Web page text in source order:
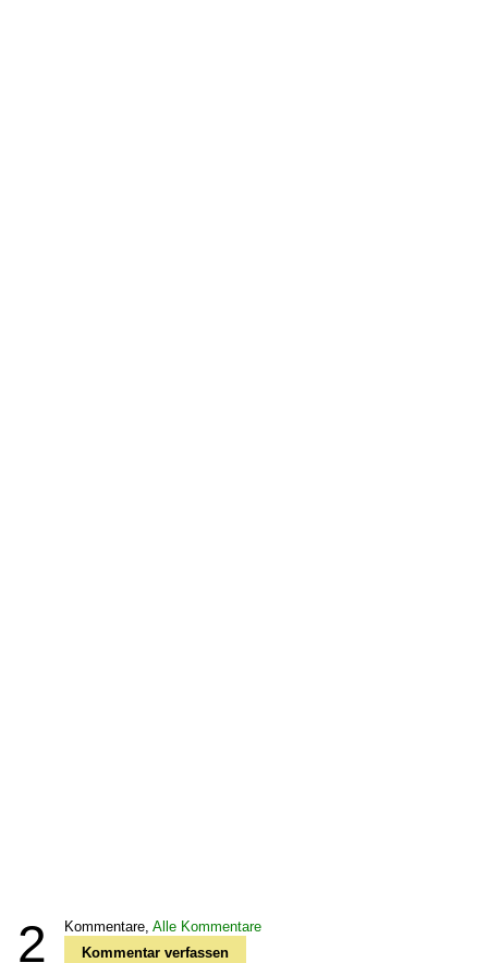
2 Kommentare, Alle Kommentare
Kommentar verfassen